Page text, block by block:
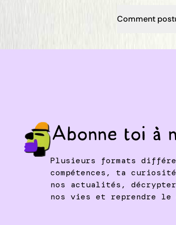
Comment
Abonne toi à
Plusieurs formats
compétences, ta
nos actualités,
nos vies et reprendre